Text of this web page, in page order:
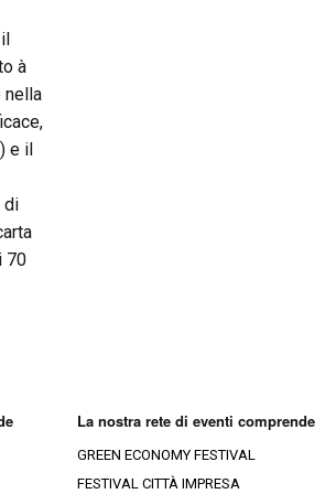
à
nella
e il
di
70
La nostra rete di eventi comprende
GREEN ECONOMY FESTIVAL
FESTIVAL CITTÀ IMPRESA